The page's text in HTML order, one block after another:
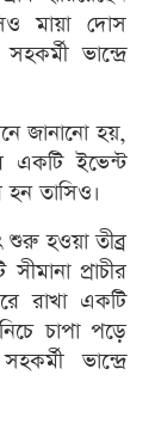
মায়া দোস
ভান্দ্রে
জানানো হয়,
একটি ইভেন্ট
তাসিও।
শুরু হওয়া তীব্র
প্রাচীর
রাখা একটি
চাপা পড়ে
ভান্দ্রে